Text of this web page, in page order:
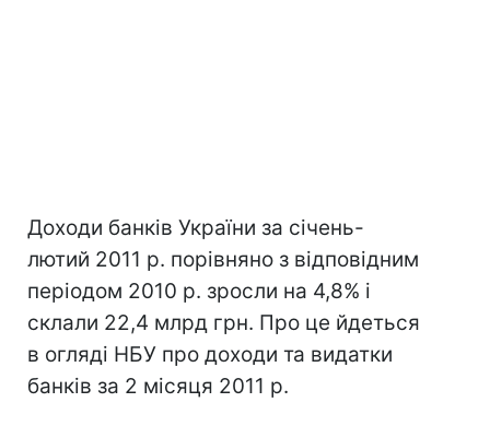
Доходи банків України за січень-
лютий 2011 р. порівняно з відповідним
періодом 2010 р. зросли на 4,8% і
склали 22,4 млрд грн. Про це йдеться
в огляді НБУ про доходи та видатки
банків за 2 місяця 2011 р.